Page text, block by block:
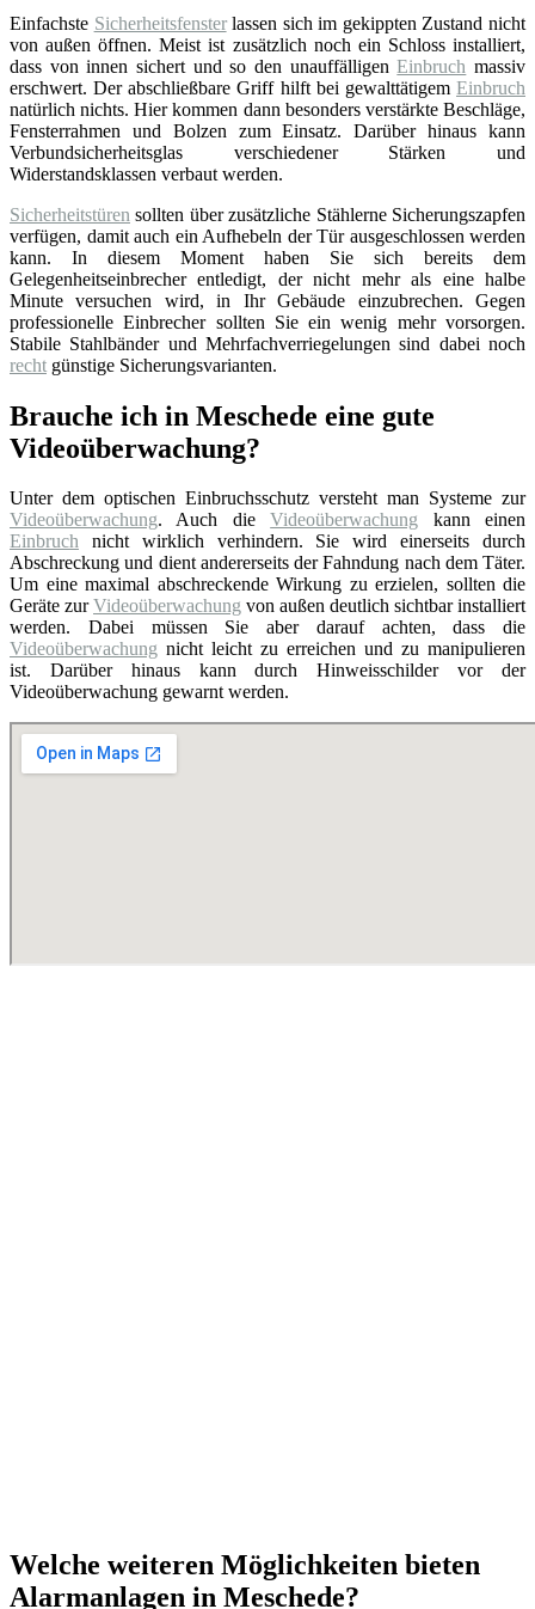
Einfachste Sicherheitsfensterlassen sich im gekippten Zustand nicht
von außen öffnen. Meist ist zusätzlich noch ein Schloss installiert,
dass von innen sichert und so den unauffälligenEinbruch massiv
erschwert. Der abschließbare Griff hilft bei gewalttätigem Einbruch
natürlich nichts. Hier kommen dann besonders verstärkte Beschläge,
Fensterrahmen und Bolzen zum Einsatz. Darüber hinaus kann
Verbundsicherheitsglas verschiedener Stärken und
Widerstandsklassen verbaut werden.
Sicherheitstüren sollten über zusätzliche Stählerne Sicherungszapfen
verfügen, damit auch ein Aufhebeln der Tür ausgeschlossen werden
kann. In diesem Moment haben Sie sich bereits dem
Gelegenheitseinbrecher entledigt, der nicht mehr als eine halbe
Minute versuchen wird, in Ihr Gebäude einzubrechen. Gegen
professionelle Einbrecher sollten Sie ein wenig mehr vorsorgen.
Stabile Stahlbänder und Mehrfachverriegelungen sind dabei noch
recht günstige Sicherungsvarianten.
Brauche ich in Meschede eine gute
Videoüberwachung?
Unter dem optischen Einbruchsschutz versteht man Systeme zur
Videoüberwachung. Auch dieVideoüberwachung kann einen
Einbruch nicht wirklich verhindern. Sie wird einerseits durch
Abschreckung und dient andererseits der Fahndung nach dem Täter.
Um eine maximal abschreckende Wirkung zu erzielen, sollten die
Geräte zurVideoüberwachung von außen deutlich sichtbar installiert
werden. Dabei müssen Sie aber darauf achten, dass die
Videoüberwachung nicht leicht zu erreichen und zu manipulieren
ist. Darüber hinaus kann durch Hinweisschilder vor der
Videoüberwachung gewarnt werden.
Welche weiteren Möglichkeiten bieten
Alarmanlagen in Meschede?